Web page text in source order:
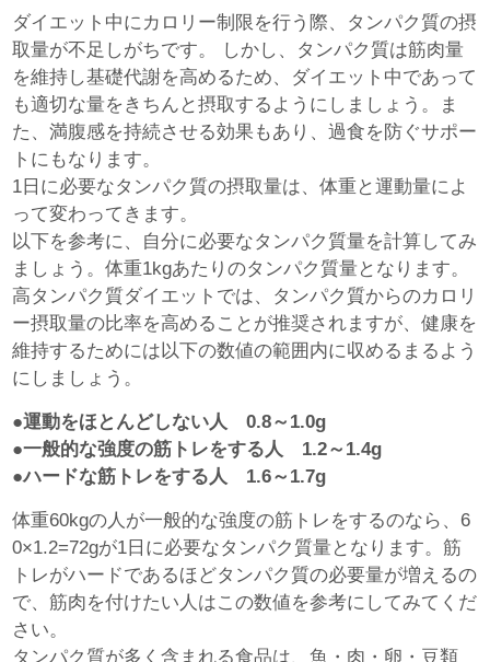
ダイエット中にカロリー制限を行う際、タンパク質の摂
取量が不足しがちです。 しかし、タンパク質は筋肉量
を維持し基礎代謝を高めるため、ダイエット中であって
も適切な量をきちんと摂取するようにしましょう。ま
た、満腹感を持続させる効果もあり、過食を防ぐサポー
トにもなります。
1日に必要なタンパク質の摂取量は、体重と運動量によ
って変わってきます。
以下を参考に、自分に必要なタンパク質量を計算してみ
ましょう。体重1kgあたりのタンパク質量となります。
高タンパク質ダイエットでは、タンパク質からのカロリ
ー摂取量の比率を高めることが推奨されますが、健康を
維持するためには以下の数値の範囲内に収めるまるよう
にしましょう。
●運動をほとんどしない人 0.8～1.0g
●一般的な強度の筋トレをする人 1.2～1.4g
●ハードな筋トレをする人 1.6～1.7g
体重60kgの人が一般的な強度の筋トレをするのなら、6
0×1.2=72gが1日に必要なタンパク質量となります。筋
トレがハードであるほどタンパク質の必要量が増えるの
で、筋肉を付けたい人はこの数値を参考にしてみてくだ
さい。
タンパク質が多く含まれる食品は、魚・肉・卵・豆類